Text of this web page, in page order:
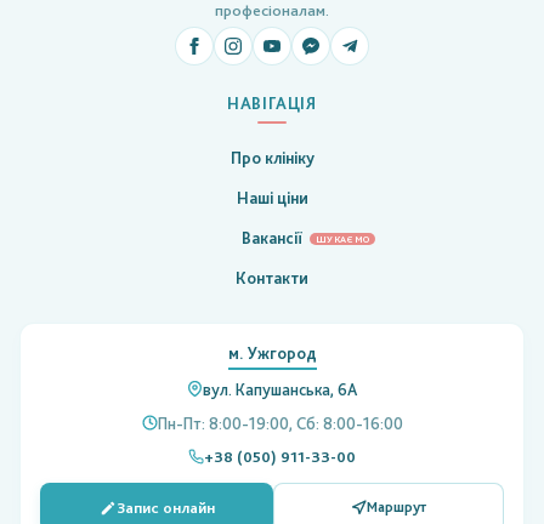
професіоналам.
НАВІГАЦІЯ
Про клініку
Наші ціни
Вакансії ШУКАЄМО
Контакти
м. Ужгород
вул. Капушанська, 6А
Пн-Пт: 8:00-19:00, Сб: 8:00-16:00
+38 (050) 911-33-00
Запис онлайн Маршрут